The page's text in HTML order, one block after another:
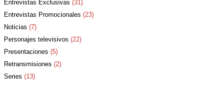
Entrevistas Exclusivas (31)
Entrevistas Promocionales (23)
Noticias (7)
Personajes televisivos (22)
Presentaciones (5)
Retransmisiones (2)
Series (13)